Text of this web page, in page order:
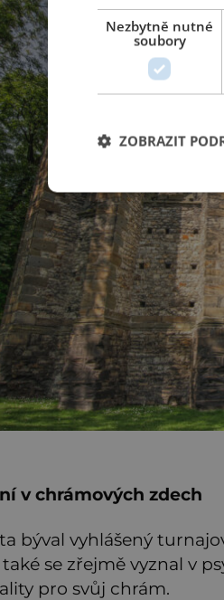
v chrámových zdech
býval vyhlášený
se zřejmě vyznal v
pro svůj chrám.
Nezbytně nutné
soubory
ZOBRAZIT